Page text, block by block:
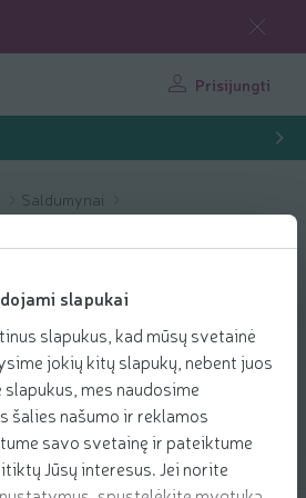
slapukai
slapukus, kad mūsų svetainė
jokių kitų slapukų, nebent juos
mes naudosime
našumo ir reklamos
savo svetainę ir pateiktume
Jūsų interesus. Jei norite
Prisijungti
Saldumynai
ir
guma
produktus
Rodyti produktus 40 Rūšiuoti